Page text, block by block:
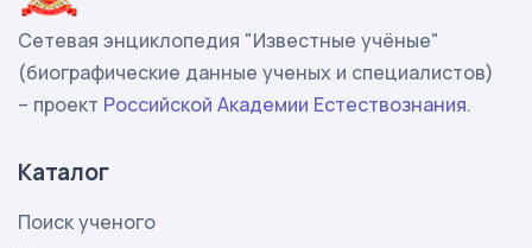
Сетевая энциклопедия "Известные учёные"
(биографические данные ученых и специалистов)
– проект Российской Академии Естествознания.
Каталог
Поиск ученого